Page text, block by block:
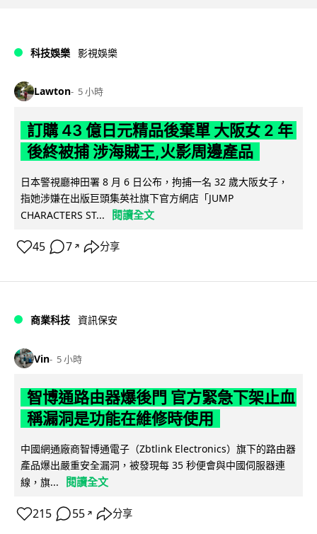
科技娛樂 影視娛樂
Lawton 5 小時
訂購 43 億日元精品後棄單 大阪女 2 年
後終被捕 涉海賊王,火影周邊產品
日本警視廳神田署 8 月 6 日公布，拘捕一名 32 歲大阪女子，
指她涉嫌在出版巨頭集英社旗下官方網店「JUMP
CHARACTERS ST...
閱讀全文
45 7 ↗ 分享
商業科技 資訊保安
Vin 5 小時
智博通路由器爆後門 官方緊急下架止血
稱漏洞是功能在維修時使用
中國網通廠商智博通電子（Zbtlink Electronics）旗下的路由器
產品爆出嚴重安全漏洞，被發現每 35 秒便會與中國伺服器連
線，旗...
閱讀全文
215 55 ↗ 分享